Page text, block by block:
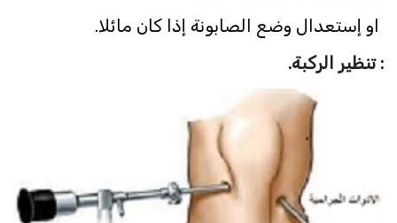
او إستعدال وضع الصابونة إذا كان مائلا.
: تنظير الركبة.